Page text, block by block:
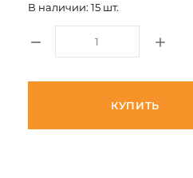
В наличии: 15 шт.
КУПИТЬ